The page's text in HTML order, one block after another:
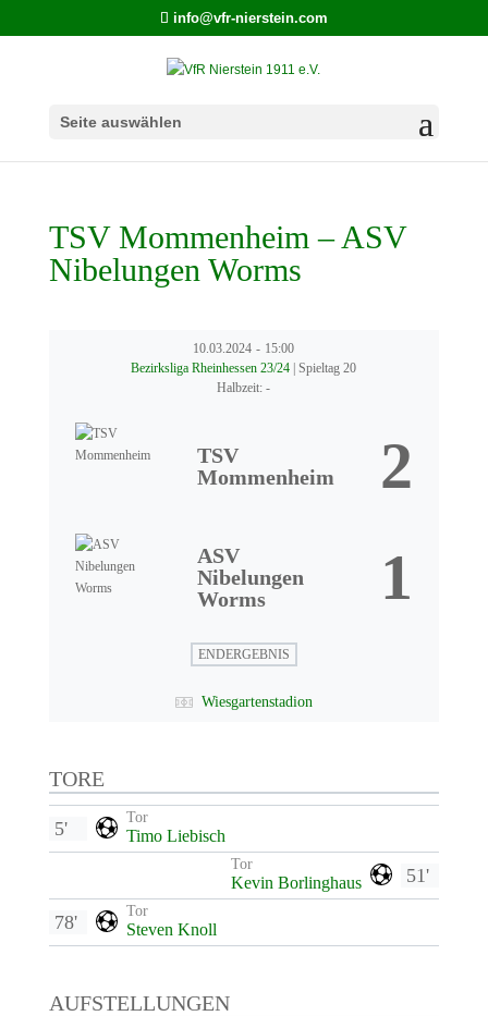
info@vfr-nierstein.com
Seite auswählen
TSV Mommenheim – ASV
Nibelungen Worms
10.03.2024 - 15:00
Bezirksliga Rheinhessen 23/24 | Spieltag 20
Halbzeit: -
TSV
Mommenheim
2
ASV
Nibelungen
Worms
1
ENDERGEBNIS
Wiesgartenstadion
TORE
Tor
Timo Liebisch
5'
51'
Tor
Kevin Borlinghaus
Tor
Steven Knoll
78'
AUFSTELLUNGEN